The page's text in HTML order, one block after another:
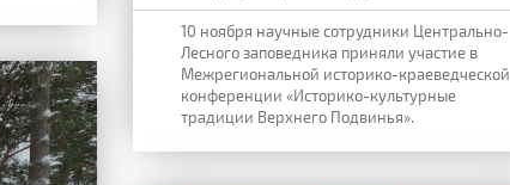
10 ноября научные сотрудники Центрально-
Лесного заповедника приняли участие в
Межрегиональной историко-краеведческой
конференции «Историко-культурные
традиции Верхнего Подвинья».